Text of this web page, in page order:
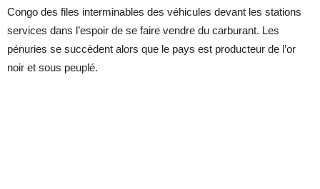
Congo des files interminables des véhicules devant les stations
services dans l’espoir de se faire vendre du carburant. Les
pénuries se succèdent alors que le pays est producteur de l’or
noir et sous peuplé.